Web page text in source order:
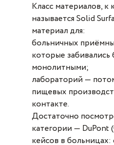
Класс материалов,
называется Solid
материал для:
больничных
которые забивались
монолитными;
лабораторий —
пищевых
контакте.
Достаточно
категории — DuPont
кейсов в